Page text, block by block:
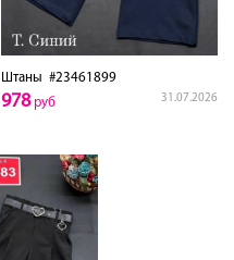
Штаны #23461899
31.07.2026
978руб